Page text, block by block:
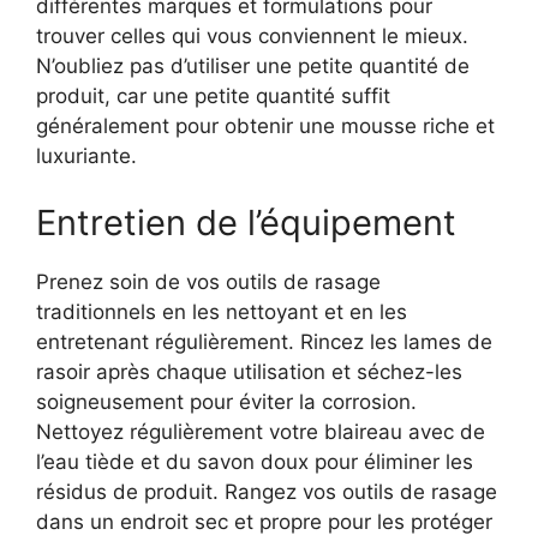
différentes marques et formulations pour
trouver celles qui vous conviennent le mieux.
N’oubliez pas d’utiliser une petite quantité de
produit, car une petite quantité suffit
généralement pour obtenir une mousse riche et
luxuriante.
Entretien de l’équipement
Prenez soin de vos outils de rasage
traditionnels en les nettoyant et en les
entretenant régulièrement. Rincez les lames de
rasoir après chaque utilisation et séchez-les
soigneusement pour éviter la corrosion.
Nettoyez régulièrement votre blaireau avec de
l’eau tiède et du savon doux pour éliminer les
résidus de produit. Rangez vos outils de rasage
dans un endroit sec et propre pour les protéger